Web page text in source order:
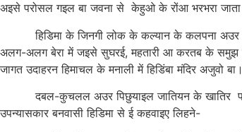
अइसे परोसल गइल बा जवना से केहुओ के रोंआ भरभरा
हिडिमा के जिनगी लोक के कल्यान के कलपना अउर
अलग-अलग बेरा में जइसे सुघरई, महतारी आ करतब के समुझ
जागत उदाहरन हिमाचल के मनाली में हिडिंबा मंदिर
दबल-कुचलल अउर पिछुयाइल जातियन के खातिर
उपन्यासकार बनवासी हिडिमा से ई कहवाइए लिहने-